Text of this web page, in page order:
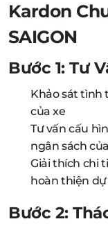
Kardon
SAIGON
Bước 1: Tư
Khảo sát tình
của xe
Tư vấn cấu
ngân sách
Giải thích chi
hoàn thiện
Bước 2: